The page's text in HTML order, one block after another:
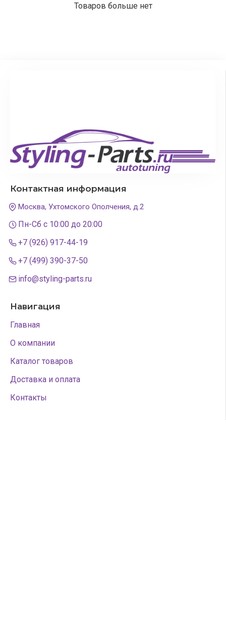
Товаров больше нет
Контактная информация
Москва, Ухтомского Ополчения, д.2
Пн-Сб с 10:00 до 20:00
+7 (926) 917-44-19
+7 (499) 390-37-50
info@styling-parts.ru
Навигация
Главная
О компании
Каталог товаров
Доставка и оплата
Контакты